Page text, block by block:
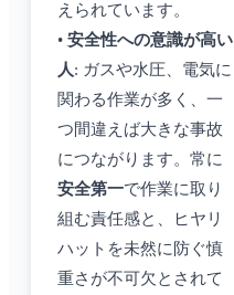
えられています。
• 安全性への意識が高い
人: ガスや水圧、電気に
関わる作業が多く、一
つ間違えば大きな事故
につながります。常に
安全第一で作業に取り
組む責任感と、ヒヤリ
ハットを未然に防ぐ慎
重さが不可欠とされて